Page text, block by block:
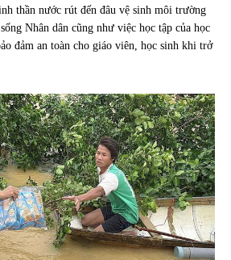
thần nước rút đến đâu vệ sinh môi trường
Nhân dân cũng như việc học tập của học
đảm an toàn cho giáo viên, học sinh khi trở